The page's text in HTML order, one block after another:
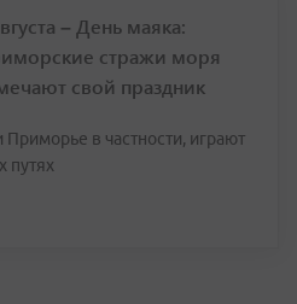
– День маяка:
стражи моря
свой праздник
в частности, играют
путях